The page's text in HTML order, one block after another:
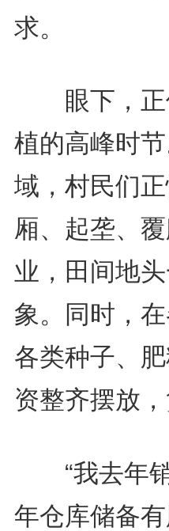
求。
眼下，正
植的高峰时
域，村民们
厢、起垄、
业，田间地
象。同时，
各类种子、
资整齐摆放，
“我去年销
年仓库储备